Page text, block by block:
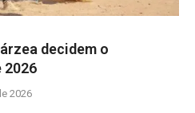
decidem o
2026
2026